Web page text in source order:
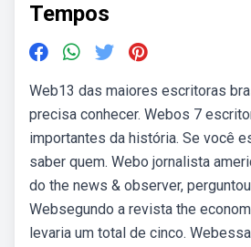
Tempos
Web13 das maiores escritoras
precisa conhecer. Webos 7
importantes da história. Se você
saber quem. Webo jornalista
do the news & observer,
Websegundo a revista the
levaria um total de cinco.